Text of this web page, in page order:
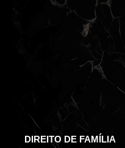
DIREITO DE FAMÍLIA